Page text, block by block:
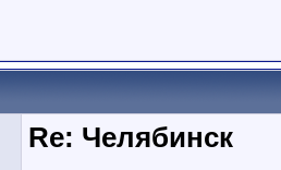
Re: Челябинск